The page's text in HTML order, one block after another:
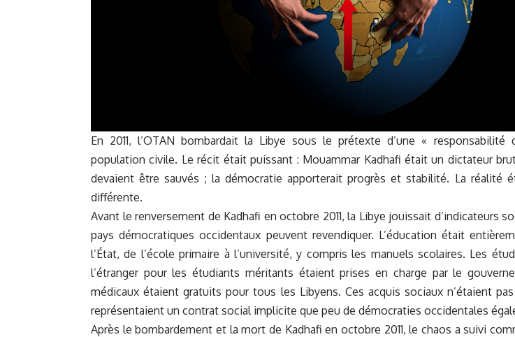
En 2011, l’OTAN bombardait la Libye sous le prétexte d’une «
population civile. Le récit était puissant : Mouammar Kadhafi était un dictateur
devaient être sauvés ; la démocratie apporterait progrès et stabilité. La réalité
différente.
Avant le renversement de Kadhafi en octobre 2011, la Libye jouissait d’indicateurs
pays démocratiques occidentaux peuvent revendiquer. L’éducation était
l’État, de l’école primaire à l’université, y compris les manuels scolaires. Les
l’étranger pour les étudiants méritants étaient prises en charge par le
médicaux étaient gratuits pour tous les Libyens. Ces acquis sociaux n’étaient
représentaient un contrat social implicite que peu de démocraties occidentales
Après le bombardement et la mort de Kadhafi en octobre 2011, le chaos a suivi